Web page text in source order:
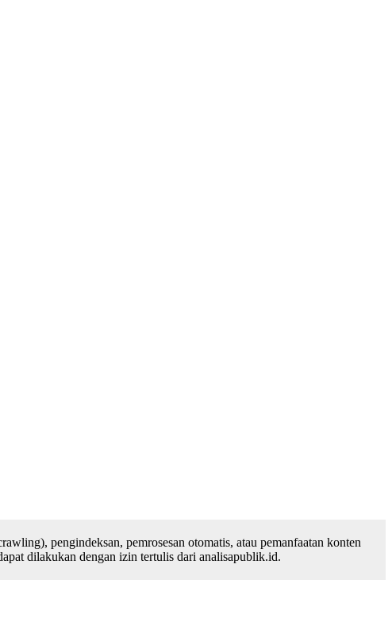
pengindeksan, pemrosesan otomatis, atau pemanfaatan konten
dilakukan dengan izin tertulis dari analisapublik.id.